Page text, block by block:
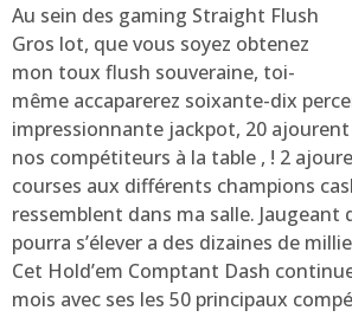
Au sein des gaming Straight Flush
Gros lot, que vous soyez obtenez
mon toux flush souveraine, toi-
même accaparerez soixante-dix
impressionnante jackpot, 20
nos compétiteurs à la table , ! 2
courses aux différents champions
ressemblent dans ma salle. Jaugeant
pourra s’élever a des dizaines de
Cet Hold’em Comptant Dash
mois avec ses les 50 principaux